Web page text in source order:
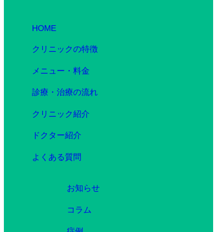
HOME
クリニックの特徴
メニュー・料金
診療・治療の流れ
クリニック紹介
ドクター紹介
よくある質問
お知らせ
コラム